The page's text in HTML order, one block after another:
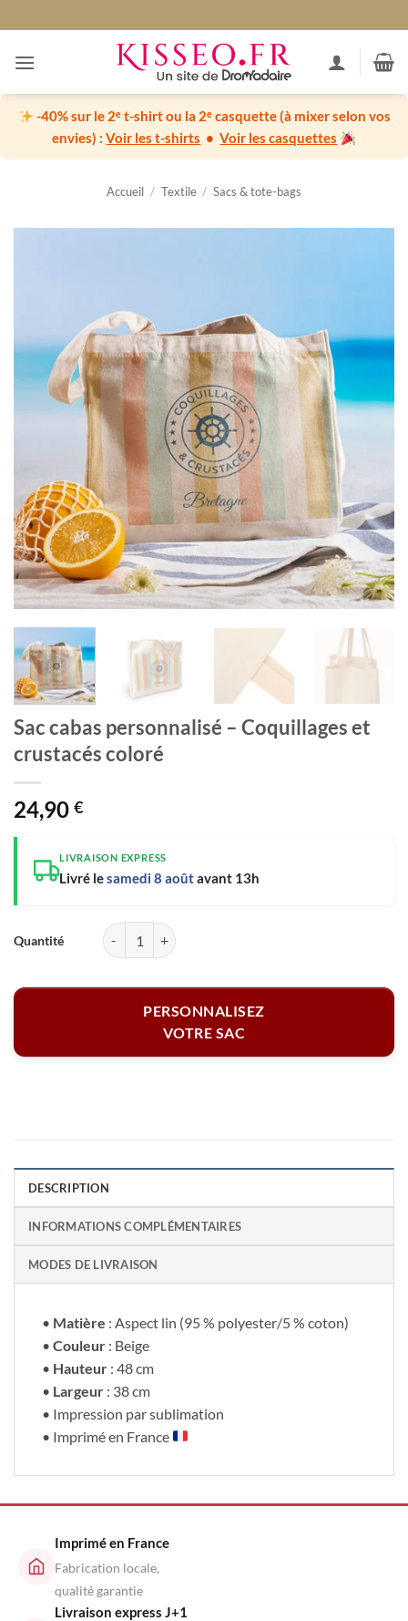
au
contenu
-40% sur le 2ᵉ t-shirt ou la 2ᵉ casquette(à mixer selon vos
envies) :Voir les t-shirts •Voir les casquettes
Accueil / Textile / Sacs & tote-bags
Sac cabas personnalisé – Coquillages et
crustacés coloré
24,90 €
LIVRAISON EXPRESS
Livré lesamedi 8 aoûtavant 13h
quantité de Sac cabas personnalisé – Coquillages et crustacés coloré
PERSONNALISEZ
VOTRE SAC
DESCRIPTION
INFORMATIONS COMPLÉMENTAIRES
MODES DE LIVRAISON
• Matière : Aspect lin (95 % polyester/5 % coton)
• Couleur : Beige
• Hauteur : 48 cm
• Largeur : 38 cm
• Impression par sublimation
• Imprimé en France
Imprimé en France
Fabrication locale,
qualité garantie
Livraison express J+1